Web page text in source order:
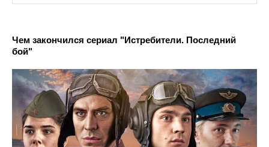
Чем закончился сериал "Истребители. Последний
бой"